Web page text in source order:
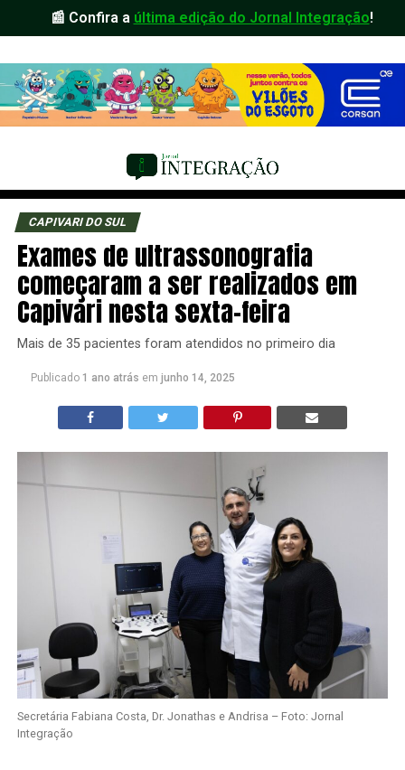
📰 Confira a última edição do Jornal Integração!
CAPIVARI DO SUL
Exames de ultrassonografia
começaram a ser realizados em
Capivari nesta sexta-feira
Mais de 35 pacientes foram atendidos no primeiro dia
Publicado 1 ano atrás em junho 14, 2025
Secretária Fabiana Costa, Dr. Jonathas e Andrisa – Foto: Jornal
Integração